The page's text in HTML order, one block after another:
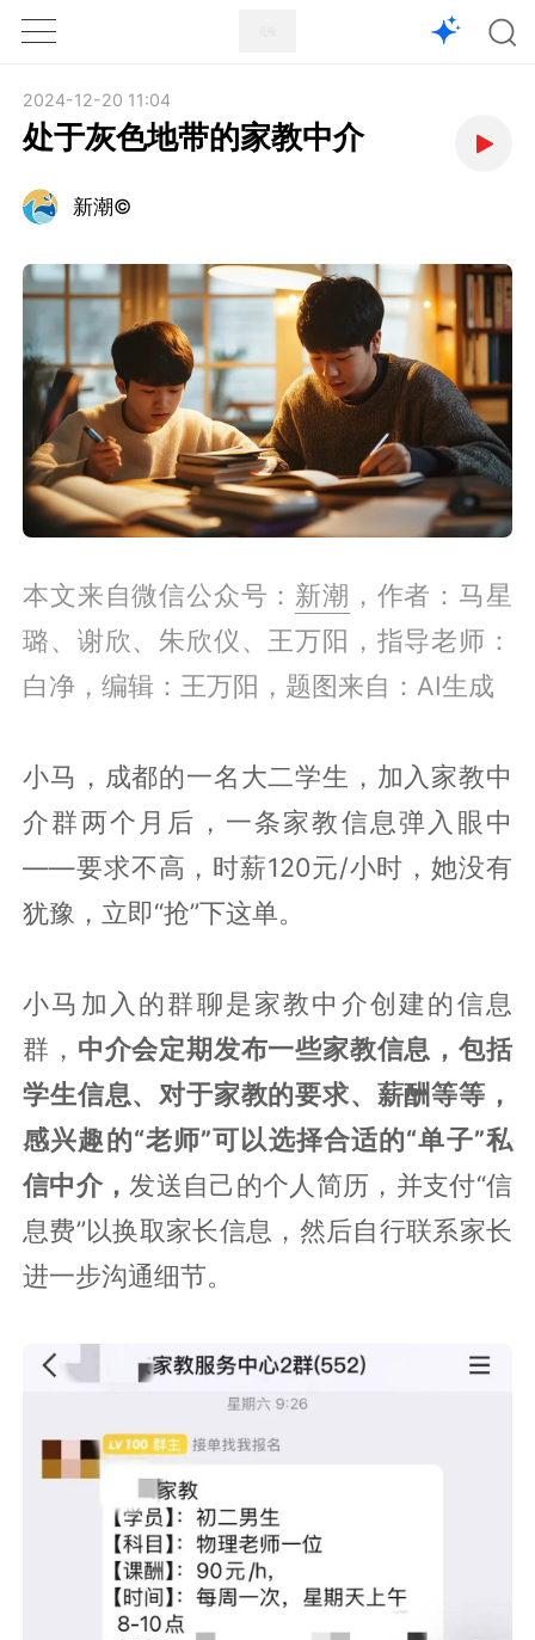
1X
2024-12-20 11:04
处于灰色地带的家教中介
新潮©
本文来自微信公众号： 新潮 ，作者：马星
璐、谢欣、朱欣仪、王万阳，指导老师：
白净，编辑：王万阳，题图来自：AI生成
小马，成都的一名大二学生，加入家教中
介群两个月后，一条家教信息弹入眼中
——要求不高，时薪120元/小时，她没有
犹豫，立即“抢”下这单。
小马加入的群聊是家教中介创建的信息
群， 中介会定期发布一些家教信息，包括
学生信息、对于家教的要求、薪酬等等，
感兴趣的“老师”可以选择合适的“单子”私
信中介， 发送自己的个人简历，并支付“信
息费”以换取家长信息，然后自行联系家长
进一步沟通细节。